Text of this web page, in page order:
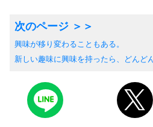
興味が移り変わることもある。
新しい趣味に興味を持ったら、どんど